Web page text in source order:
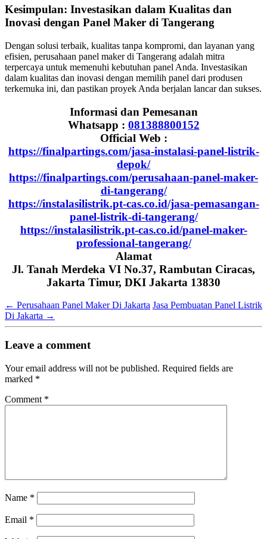
Kesimpulan: Investasikan dalam Kualitas dan
Inovasi dengan Panel Maker di Tangerang
Dengan solusi terbaik, kualitas tanpa kompromi, dan layanan yang
efisien, perusahaan panel maker di Tangerang adalah mitra
terpercaya untuk memenuhi kebutuhan panel Anda. Investasikan
dalam kualitas dan inovasi dengan memilih panel dari produsen
terkemuka ini, dan pastikan proyek Anda berjalan lancar dan sukses.
Informasi dan Pemesanan
Whatsapp : 081388800152
Official Web :
https://finalpartings.com/jasa-instalasi-panel-listrik-
depok/
https://finalpartings.com/perusahaan-panel-maker-
di-tangerang/
https://instalasilistrik.pt-cas.co.id/jasa-pemasangan-
panel-listrik-di-tangerang/
https://instalasilistrik.pt-cas.co.id/panel-maker-
professional-tangerang/
Alamat
Jl. Tanah Merdeka VI No.37, Rambutan Ciracas,
Jakarta Timur, DKI Jakarta 13830
← Perusahaan Panel Maker Di Jakarta Jasa Pembuatan Panel Listrik
Di Jakarta →
Leave a comment
Your email address will not be published. Required fields are
marked *
Comment *
Name *
Email *